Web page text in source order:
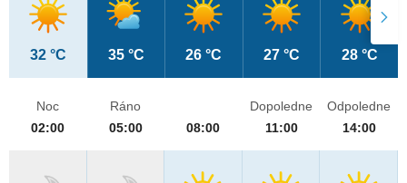
32 °C 35 °C 26 °C 27 °C 28 °C
Noc
02:00
Ráno
05:00
08:00
Dopoledne
11:00
Odpoledne
14:00